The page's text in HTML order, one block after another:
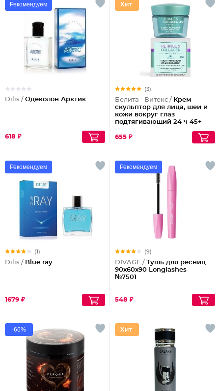
Рекомендуем
Dilis / Одеколон Арктик
618 ₽
(3)
Белита - Витекс / Крем-
скульптор для лица, шеи и
кожи вокруг глаз
подтягивающий 24 ч 45+
655 ₽
Рекомендуем
(1)
Dilis / Blue ray
1679 ₽
Рекомендуем
(9)
DIVAGE / Тушь для ресниц
90x60x90 Longlashes
№7501
548 ₽
-66%